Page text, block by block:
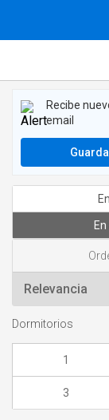
Recibe
email
Dormitorios
1
3